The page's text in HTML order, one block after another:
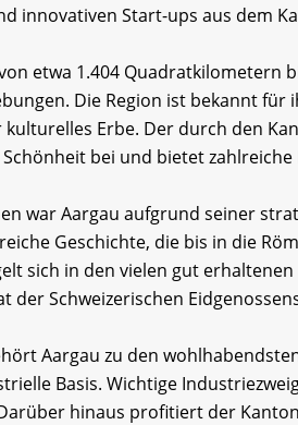
innovativen Start-ups aus dem
etwa 1.404 Quadratkilometern
Die Region ist bekannt
Erbe. Der durch den
bei und bietet
war Aargau aufgrund seiner
Geschichte, die bis in die
sich in den vielen gut
der Schweizerischen
Aargau zu den
Basis. Wichtige
hinaus profitiert der